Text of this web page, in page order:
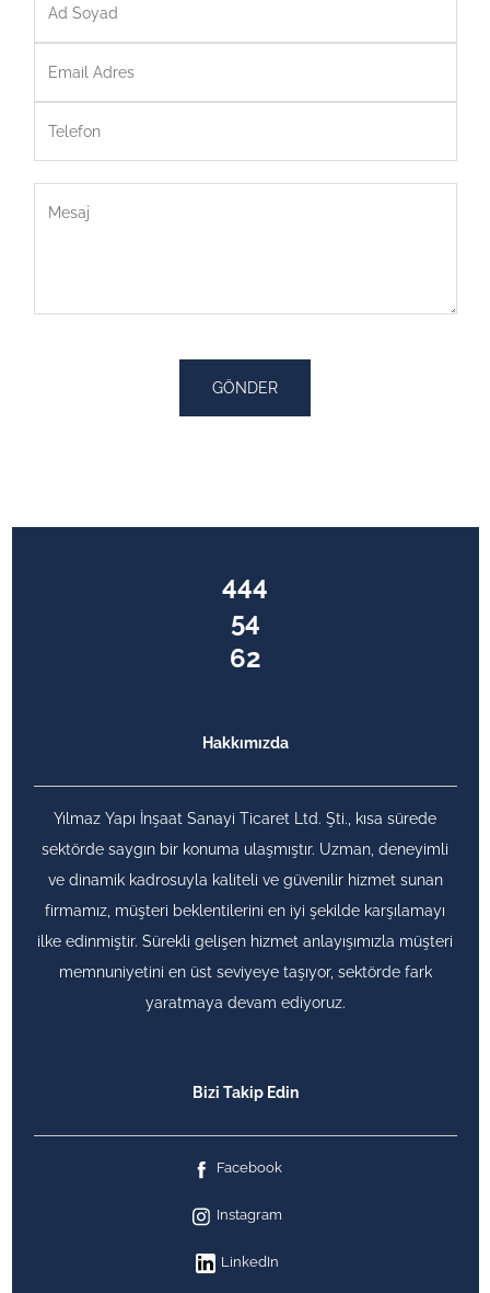
GÖNDER
444
54
62
Hakkımızda
Yılmaz Yapı İnşaat Sanayi Ticaret Ltd. Şti., kısa sürede
sektörde saygın bir konuma ulaşmıştır. Uzman, deneyimli
ve dinamik kadrosuyla kaliteli ve güvenilir hizmet sunan
firmamız, müşteri beklentilerini en iyi şekilde karşılamayı
ilke edinmiştir. Sürekli gelişen hizmet anlayışımızla müşteri
memnuniyetini en üst seviyeye taşıyor, sektörde fark
yaratmaya devam ediyoruz.
Bizi Takip Edin
Facebook
Instagram
LinkedIn